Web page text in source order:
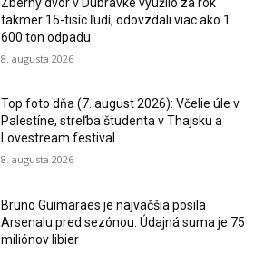
takmer 15-tisíc ľudí, odovzdali viac ako 1
600 ton odpadu
8. augusta 2026
Top foto dňa (7. august 2026): Včelie úle v
Palestíne, streľba študenta v Thajsku a
Lovestream festival
8. augusta 2026
Bruno Guimaraes je najväčšia posila
Arsenalu pred sezónou. Údajná suma je 75
miliónov libier